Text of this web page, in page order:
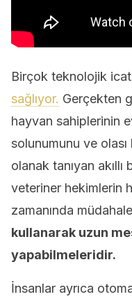
Birçok teknolojik icat
sağlıyor. Gerçekten
hayvan sahiplerinin
solunumunu ve olası
olanak tanıyan
veteriner hekimlerin
zamanında
kullanarak uzun
yapabilmeleridir.
İnsanlar ayrıca